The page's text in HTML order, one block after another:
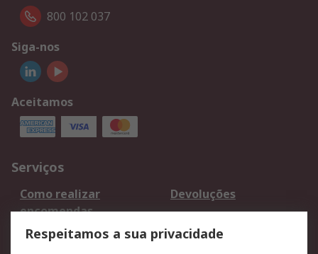
800 102 037
Siga-nos
Aceitamos
Serviços
Como realizar
encomendas
Devoluções
Formas de entrega
Qualidade e ambiente
Respeitamos a sua privacidade